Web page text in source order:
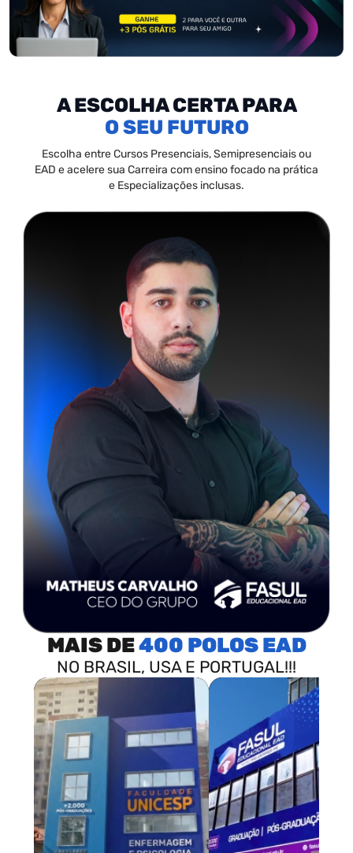
A ESCOLHA CERTA PARA
SEU FUTURO
Escolha entre Cursos Presenciais, Semipresenciais ou
EAD e acelere sua Carreira com ensino focado na prática
e Especializações inclusas.
MAIS DE400 POLOS
NO BRASIL, USA E PORTUGAL!!!